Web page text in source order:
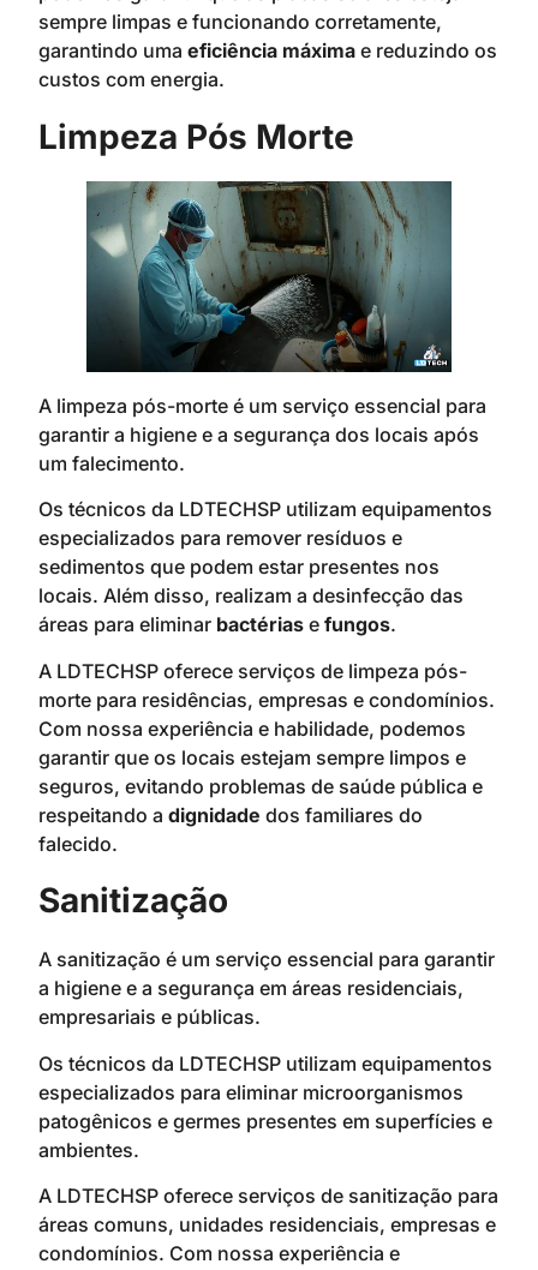
sempre limpas e funcionando corretamente,
garantindo uma eficiência máxima e reduzindo os
custos com energia.
Limpeza Pós Morte
A limpeza pós-morte é um serviço essencial para
garantir a higiene e a segurança dos locais após
um falecimento.
Os técnicos da LDTECHSP utilizam equipamentos
especializados para remover resíduos e
sedimentos que podem estar presentes nos
locais. Além disso, realizam a desinfecção das
áreas para eliminar bactérias e fungos.
A LDTECHSP oferece serviços de limpeza pós-
morte para residências, empresas e condomínios.
Com nossa experiência e habilidade, podemos
garantir que os locais estejam sempre limpos e
seguros, evitando problemas de saúde pública e
respeitando a dignidade dos familiares do
falecido.
Sanitização
A sanitização é um serviço essencial para garantir
a higiene e a segurança em áreas residenciais,
empresariais e públicas.
Os técnicos da LDTECHSP utilizam equipamentos
especializados para eliminar microorganismos
patogênicos e germes presentes em superfícies e
ambientes.
A LDTECHSP oferece serviços de sanitização para
áreas comuns, unidades residenciais, empresas e
condomínios. Com nossa experiência e